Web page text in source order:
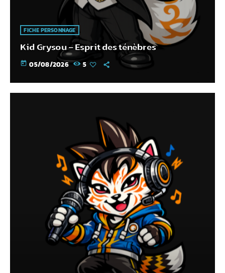
FICHE PERSONNAGE
Kid Grysou – Esprit des ténèbres
today 05/08/2026 5